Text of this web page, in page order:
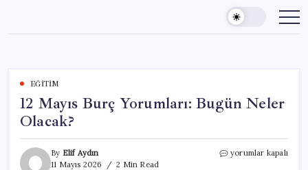
content
EĞITIM
12 Mayıs Burç Yorumları: Bugün Neler
Olacak?
By Elif Aydın
11 Mayıs 2026
2 Min Read
12
yorumlar kapalı